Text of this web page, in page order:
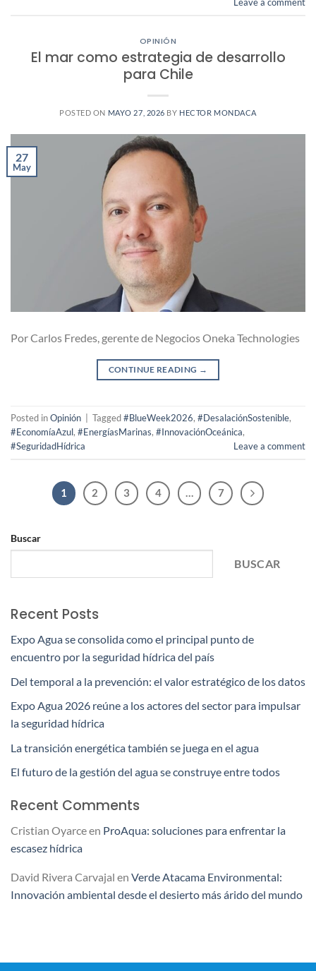
Leave a comment
OPINIÓN
El mar como estrategia de desarrollo
para Chile
POSTED ON MAYO 27, 2026 BY HECTOR MONDACA
27
May
Por Carlos Fredes, gerente de Negocios Oneka Technologies
CONTINUE READING →
Posted inOpinión Tagged#BlueWeek2026, #DesalaciónSostenible,
#EconomíaAzul, #EnergíasMarinas, #InnovaciónOceánica,
#SeguridadHídrica
Leave a comment
1 2 3 4 … 7
Buscar
BUSCAR
Recent Posts
Expo Agua se consolida como el principal punto de
encuentro por la seguridad hídrica del país
Del temporal a la prevención: el valor estratégico de los datos
Expo Agua 2026 reúne a los actores del sector para impulsar
la seguridad hídrica
La transición energética también se juega en el agua
El futuro de la gestión del agua se construye entre todos
Recent Comments
Cristian Oyarceen ProAqua: soluciones para enfrentar la
escasez hídrica
David Rivera Carvajal en Verde Atacama Environmental:
Innovación ambiental desde el desierto más árido del mundo